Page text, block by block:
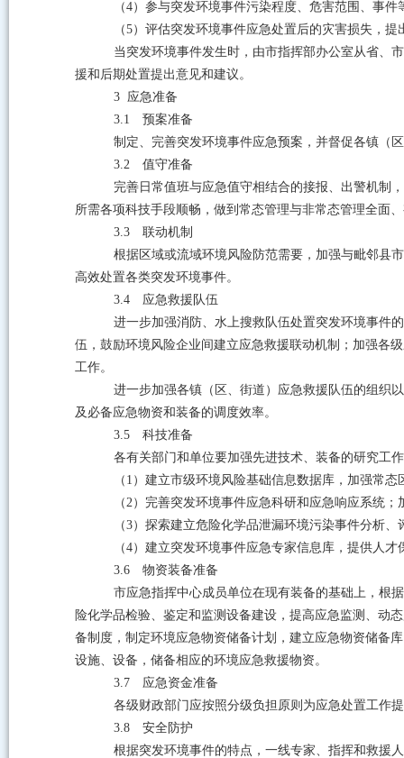
（4）参与突发环境事件污染程度、危害范围、事
（5）评估突发环境事件应急处置后的灾害损失，提
当突发环境事件发生时，由市指挥部办公室从省、
援和后期处置提出意见和建议。
3 应急准备
3.1 预案准备
制定、完善突发环境事件应急预案，并督促各镇（
3.2值守准备
完善日常值班与应急值守相结合的接报、出警机制
所需各项科技手段顺畅，做到常态管理与非常态管理全面
3.3联动机制
根据区域或流域环境风险防范需要，加强与毗邻县
高效处置各类突发环境事件。
3.4应急救援队伍
进一步加强消防、水上搜救队伍处置突发环境事件
伍，鼓励环境风险企业间建立应急救援联动机制；加强各
工作。
进一步加强各镇（区、街道）应急救援队伍的组织
及必备应急物资和装备的调度效率。
3.5科技准备
各有关部门和单位要加强先进技术、装备的研究工
（ 1 ）建立市级环境风险基础信息数据库，加强常
（2）完善突发环境事件应急科研和应急响应系统
（3）探索建立危险化学品泄漏环境污染事件分析、
（4）建立突发环境事件应急专家信息库，提供人
3.6物资装备准备
市应急指挥中心成员单位在现有装备的基础上，根
险化学品检验、鉴定和监测设备建设，提高应急监测、动
备制度，制定环境应急物资储备计划，建立应急物资储备
设施、设备，储备相应的环境应急救援物资。
3.7应急资金准备
各级财政部门应按照分级负担原则为应急处置工作
3.8安全防护
根据突发环境事件的特点，一线专家、指挥和救援